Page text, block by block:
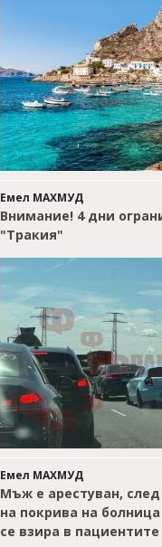
Емел МАХМУД
Внимание! 4 дни
"Тракия"
Емел МАХМУД
Мъж е арестуван, след
на покрива на
се взира в пациентите